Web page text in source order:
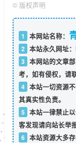
© 版权声明
1 本网站名称：
2 本站永久网址：
3 本网站的文章
考，如有侵权，请
4 本站一切资源
其真实性负责。
5 本站一律禁止
客发现请向站长举
6 本站资源大多